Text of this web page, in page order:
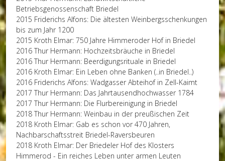
Betriebsgenossenschaft Briedel
2015 Friderichs Alfons: Die ältesten Weinbergsschenkungen
bis zum Jahr 1200
2015 Kroth Elmar: 750 Jahre Himmeroder Hof in Briedel
2016 Thur Hermann: Hochzeitsbräuche in Briedel
2016 Thur Hermann: Beerdigungsrituale in Briedel
2016 Kroth Elmar: Ein Leben ohne Banken (..in Briedel..)
2016 Friderichs Alfons: Wadgasser Abteihof in Zell-Kaimt
2017 Thur Hermann: Das Jahrtausendhochwasser 1784
2017 Thur Hermann: Die Flurbereinigung in Briedel
2018 Thur Hermann: Weinbau in der preußischen Zeit
2018 Kroth Elmar: Gab es schon vor 470 Jahren,
Nachbarschaftsstreit Briedel-Raversbeuren
2018 Kroth Elmar: Der Briedeler Hof des Klosters
Himmerod - Ein reiches Leben unter armen Leuten